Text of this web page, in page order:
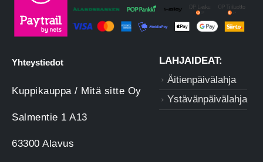
Yhteystiedot
Kuppikauppa / Mitä sitte Oy
Salmentie 1 A13
63300 Alavus
LAHJAIDEAT:
Äitienpäivälahja
Ystävänpäivälahja